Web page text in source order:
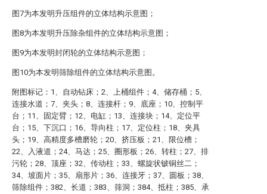
图7为本发明升压组件的立体结构示意图；
图8为本发明升压除杂组件的立体结构示意图；
图9为本发明封闭轮的立体结构示意图；
图10为本发明筛除组件的立体结构示意图。
附图标记：1、自动钻床；2、上桶组件；4、储存桶；5、
连接水道；7、夹头；8、连接杆；9、底座；10、控制平
台；11、固定臂；12、电缸；13、连接块；14、定位平
台；15、下沉口；16、导向柱；17、定位柱；18、夹具
头；19、高精度多槽磨轮；20、挤压板；21、限位槽；
22、入液道；24、马达；25、圈形板；26、转柱；27、排
污轮；28、顶座；32、传动柱；33、螺旋状铍铜丝二；
34、坡面片；35、扇形片；36、连接牙；37、圆板；38、
筛除组件；382、长道；383、筛洞；384、抵柱；385、承